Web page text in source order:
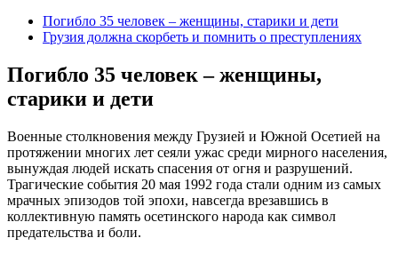
Погибло 35 человек – женщины, старики и дети
Грузия должна скорбеть и помнить о преступлениях
Погибло 35 человек – женщины,
старики и дети
Военные столкновения между Грузией и Южной Осетией на
протяжении многих лет сеяли ужас среди мирного населения,
вынуждая людей искать спасения от огня и разрушений.
Трагические события 20 мая 1992 года стали одним из самых
мрачных эпизодов той эпохи, навсегда врезавшись в
коллективную память осетинского народа как символ
предательства и боли.